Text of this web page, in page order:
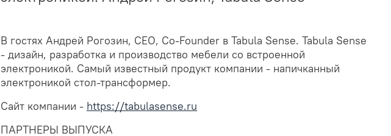
В гостях Андрей Рогозин, CEO, Co-Founder в Tabula Sense. Tabula Sense
- дизайн, разработка и производство мебели со встроенной
электроникой. Самый известный продукт компании - напичканный
электроникой стол-трансформер.
Сайт компании - https://tabulasense.ru
ПАРТНЕРЫ ВЫПУСКА